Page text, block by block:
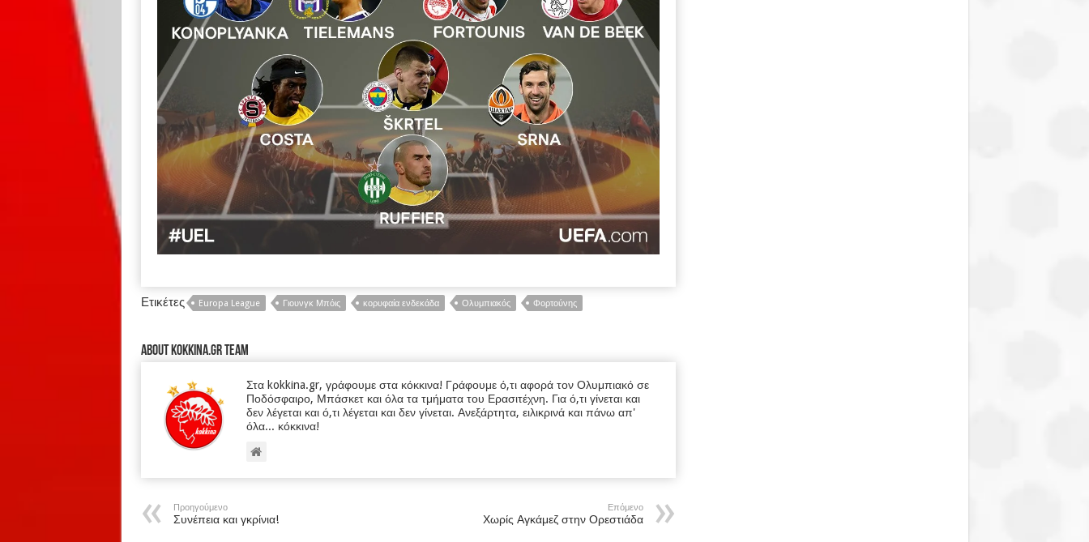
Ετικέτες Europa League Γιουνγκ Μπόις κορυφαία ενδεκάδα Ολυμπιακός Φορτούνης
About kokkina.gr TEAM
Στα kokkina.gr, γράφουμε στα κόκκινα! Γράφουμε ό,τι αφορά τον Ολυμπιακό σε
Ποδόσφαιρο, Μπάσκετ και όλα τα τμήματα του Ερασιτέχνη. Για ό,τι γίνεται και
δεν λέγεται και ό,τι λέγεται και δεν γίνεται. Ανεξάρτητα, ειλικρινά και πάνω απ'
όλα... κόκκινα!
Προηγούμενο
Συνέπεια και γκρίνια!
Επόμενο
Χωρίς Αγκάμεζ στην Ορεστιάδα